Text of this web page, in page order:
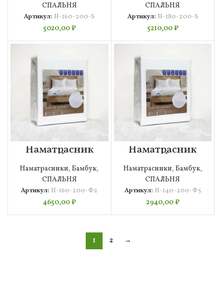
СПАЛЬНЯ
Артикул: Н-160-200-S
5020,00₽
СПАЛЬНЯ
Артикул: Н-180-200-S
5210,00₽
Наматрасник
корал флис2
160×200
Наматрасники,Бамбук,
СПАЛЬНЯ
Артикул: Н-160-200-Ф2
4650,00₽
Наматрасник
корал флис5
140×200
Наматрасники, Бамбук,
СПАЛЬНЯ
Артикул: Н-140-200-Ф5
2940,00₽
1 2 →